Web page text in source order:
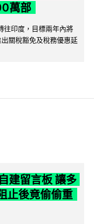
萬部
印度，目標兩年內將
關稅豁免及稅務優惠延
建留言板 讓多
止後竟偷偷重